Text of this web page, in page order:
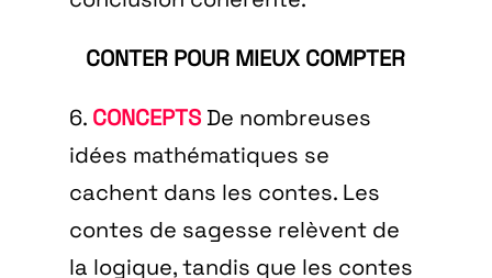
CONTER POUR MIEUX COMPTER
6. CONCEPTSDe nombreuses
idées mathématiques se
cachent dans les contes. Les
contes de sagesse relèvent de
la logique, tandis que les contes